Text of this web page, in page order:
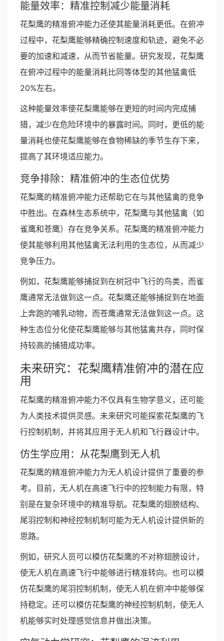
能量效率：精准控制减少能量消耗
花梨鹰的精准俯冲能力还使其能量消耗更低。在俯冲
过程中，花梨鹰能够精确控制速度和轨迹，避免不必
要的加速和减速，从而节省能量。研究发现，花梨鹰
在俯冲过程中的能量消耗比同等体型的其他猛禽低
20%左右。
这种能量效率使花梨鹰能够在更短的时间内完成捕
猎，减少在危险环境中的暴露时间。同时，更低的能
量消耗也使花梨鹰能够在食物稀缺的季节生存下来，
提高了其环境适应能力。
竞争排除：精准俯冲的生态位优势
花梨鹰的精准俯冲能力还帮助它在与其他猛禽的竞争
中胜出。在森林生态系统中，花梨鹰与其他猛禽（如
雀鹰和苍鹰）存在竞争关系。花梨鹰的精准俯冲能力
使其能够利用其他猛禽无法利用的生态位，从而减少
竞争压力。
例如，花梨鹰能够捕捉到在树冠中飞行的鸟类，而雀
鹰通常无法做到这一点。花梨鹰还能够捕捉到在地面
上奔跑的哺乳动物，而苍鹰通常无法做到这一点。这
种生态位分化使花梨鹰能够与其他猛禽共存，同时保
持较高的捕猎成功率。
未来研究：花梨鹰精准俯冲的潜在应
用
花梨鹰的精准俯冲能力不仅具有生物学意义，还可能
为人类技术提供灵感。未来研究可能探索花梨鹰的飞
行控制机制，并将其应用于无人机和飞行器设计中。
仿生学应用：从花梨鹰到无人机
花梨鹰的精准俯冲能力为无人机设计提供了重要的参
考。目前，无人机在高速飞行中的控制能力有限，特
别是在复杂环境中的精准导航。花梨鹰的翅膀结构、
尾羽控制和神经控制机制可能为无人机设计提供新的
思路。
例如，研究人员可以模仿花梨鹰的不对称翅膀设计，
使无人机在高速飞行中能够进行精准转向。也可以模
仿花梨鹰的尾羽控制机制，使无人机在俯冲中能够保
持稳定。还可以模仿花梨鹰的神经控制机制，使无人
机能够实时处理感觉信息并做出决策。